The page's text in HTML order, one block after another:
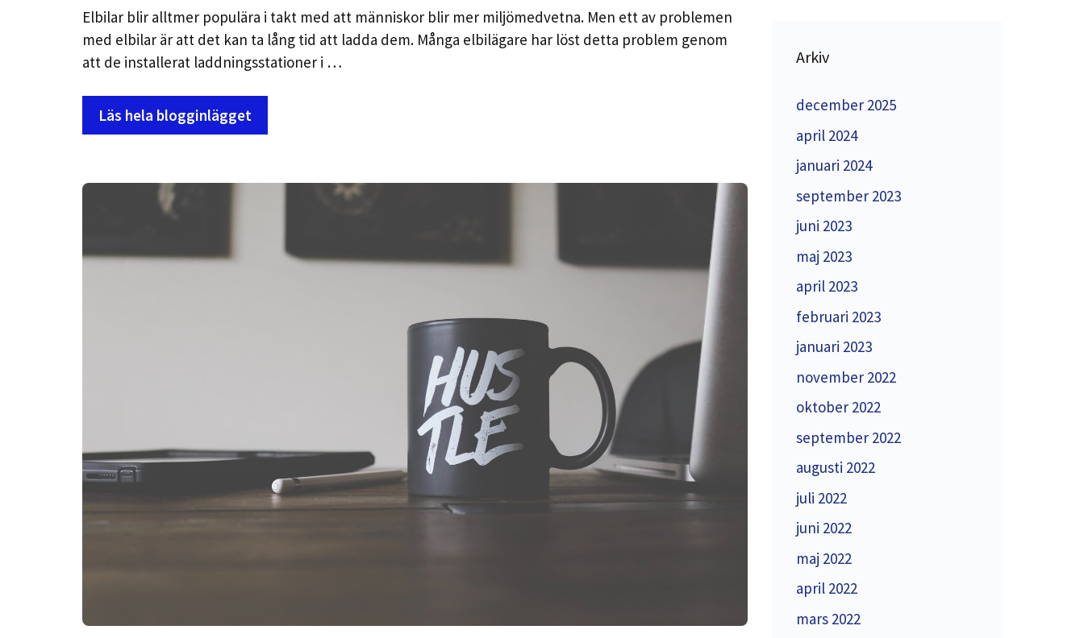
Elbilar blir alltmer populära i takt med att människor blir mer miljömedvetna. Men ett av problemen
med elbilar är att det kan ta lång tid att ladda dem. Många elbilägare har löst detta problem genom
att de installerat laddningsstationer i …
Läs hela blogginlägget
Arkiv
december 2025
april 2024
januari 2024
september 2023
juni 2023
maj 2023
april 2023
februari 2023
januari 2023
november 2022
oktober 2022
september 2022
augusti 2022
juli 2022
juni 2022
maj 2022
april 2022
mars 2022